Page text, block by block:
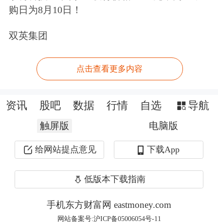
项目标准大幅提高，既明确了对新建产
能严格限制的态度，也希望通过更低的
之间的差距。
电力
趋势，浙商期货新能源项目部部长陆诗
元介绍，针对新能源生产成本过高带来
发展而解决，随着技术进步，成本大幅
购日为8月10日！
双英集团
点击查看更多内容
资讯 股吧 数据 行情 自选 导航
触屏版 电脑版
给网站提点意见 下载App
低版本下载指南
手机东方财富网 eastmoney.com
网站备案号:沪ICP备05006054号-11